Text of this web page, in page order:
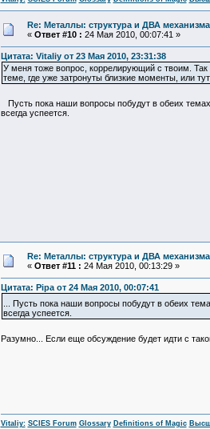
Re: Металлы: структура и ДВА
« Ответ #10 : 24 Мая 2010, 00:07:41 »
Цитата: Vitaliy от 23 Мая 2010, 23:31:38
У меня тоже вопрос, коррелирующий с твоим.
теме, где уже затронуты близкие моменты, или
Пусть пока наши вопросы побудут в обеих
всегда успеется.
Re: Металлы: структура и ДВА
« Ответ #11 : 24 Мая 2010, 00:13:29 »
Цитата: Pipa от 24 Мая 2010, 00:07:41
... Пусть пока наши вопросы побудут в обеих
всегда успеется.
Разумно... Если еще обсуждение будет идти с
Vitaliy: SCIES Forum Glossary Definitions of Magic